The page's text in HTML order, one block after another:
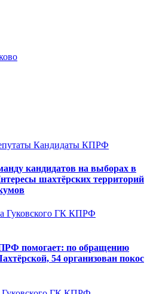
Кандидаты КПРФ
кандидатов на выборах в
шахтёрских территорий
Гуковского ГК КПРФ
помогает: по обращению
54 организован покос